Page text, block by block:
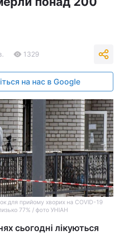
1329
на нас в Google
для прийому хворих на COVID-19
77% / фото УНІАН
сьогодні лікуються